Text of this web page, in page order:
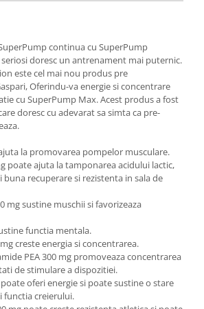
continua cu SuperPump
doresc un antrenament mai puternic.
este cel mai nou produs pre
Oferindu-va energie si concentrare
cu SuperPump Max. Acest produs a fost
doresc cu adevarat sa simta ca pre-
la promovarea pompelor musculare.
poate ajuta la tamponarea acidului lactic,
buna recuperare si rezistenta in sala de
mg sustine muschii si favorizeaza
functia mentala.
creste energia si concentrarea.
PEA 300 mg promoveaza concentrarea
de stimulare a dispozitiei.
oferi energie si poate sustine o stare
functia creierului.